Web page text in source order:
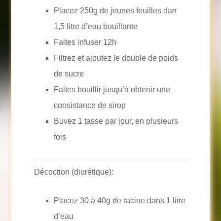
Placez 250g de jeunes feuilles dan
1,5 litre d’eau bouillante
Faites infuser 12h
Filtrez et ajoutez le double de poids
de sucre
Faites bouillir jusqu’à obtenir une
consistance de sirop
Buvez 1 tasse par jour, en plusieurs
fois
Décoction (diurétique):
Placez 30 à 40g de racine dans 1 litre
d’eau